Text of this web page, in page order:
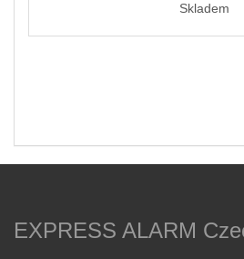
Skladem
EXPRESS ALARM